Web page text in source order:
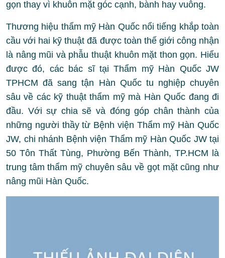
gọn thay vì khuôn mặt góc cạnh, bành hay vuông.
Thương hiệu thẩm mỹ Hàn Quốc nổi tiếng khắp toàn
cầu với hai kỹ thuật đã được toàn thế giới công nhận
là nâng mũi và phẫu thuật khuôn mặt thon gọn. Hiểu
được đó, các bác sĩ tại Thẩm mỹ Hàn Quốc JW
TPHCM đã sang tận Hàn Quốc tu nghiệp chuyên
sâu về các kỹ thuật thẩm mỹ mà Hàn Quốc đang đi
đầu. Với sự chia sẽ và đóng góp chân thành của
những người thầy từ Bệnh viện Thẩm mỹ Hàn Quốc
JW, chi nhánh Bệnh viện Thẩm mỹ Hàn Quốc JW tại
50 Tôn Thất Tùng, Phường Bến Thành, TP.HCM là
trung tâm thẩm mỹ chuyên sâu về gọt mặt cũng như
nâng mũi Hàn Quốc.